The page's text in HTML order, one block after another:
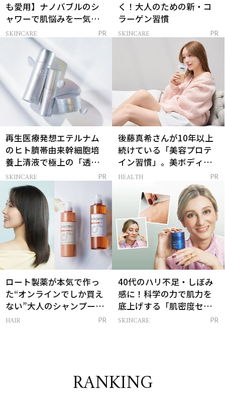
も愛用】ナノバブルのシ
ャワーで肌悩みを一気に
解決
SKINCARE PR
く！大人のための新・コ
ラーゲン習慣
SKINCARE PR
再生医療発想エテルナム
のヒト臍帯由来幹細胞培
養上清液で極上の「透明
感ハリ肌」へ
SKINCARE PR
後藤真希さんが10年以上
続けている「美容プロテ
イン習慣」。美ボディを
支える朝ルーティンと
HEALTH PR
ロート製薬が本気で作っ
た“オンラインでしか買え
ない”大人のシャンプー＆
トリートメントって？
HAIR PR
40代のハリ不足・しぼみ
感に！科学の力で肌力を
底上げする「肌密度セラ
ム」
SKINCARE PR
RANKING